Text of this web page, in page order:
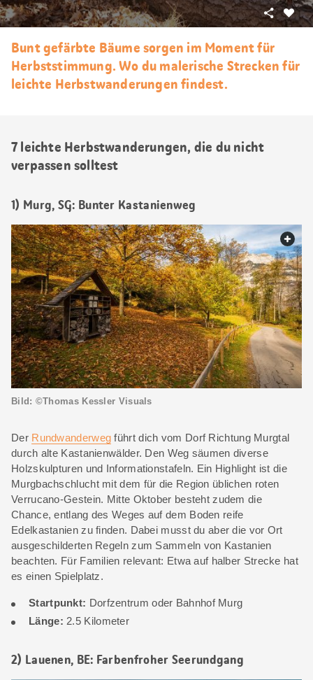
Als
Teilen
Bunt gefärbte Bäume sorgen im Moment für
Herbststimmung. Wo du malerische Strecken für
leichte Herbstwanderungen findest.
7 leichte Herbstwanderungen, die du nicht
verpassen solltest
1) Murg, SG: Bunter Kastanienweg
Bild: ©Thomas Kessler Visuals
Der Rundwanderweg führt dich vom Dorf Richtung Murgtal
durch alte Kastanienwälder. Den Weg säumen diverse
Holzskulpturen und Informationstafeln. Ein Highlight ist die
Murgbachschlucht mit dem für die Region üblichen roten
Verrucano-­Gestein. ​​Mitte Oktober besteht zudem die
Chance, entlang des Weges auf dem Boden reife
Edelkastanien zu finden. Dabei musst du aber die vor Ort
ausgeschilderten Regeln zum Sammeln von Kastanien
beachten. Für Familien relevant: Etwa auf halber Strecke hat
es einen Spielplatz.
Startpunkt: Dorfzentrum oder Bahnhof Murg
Länge: 2.5 Kilometer
2) Lauenen, BE: Farbenfroher Seerundgang